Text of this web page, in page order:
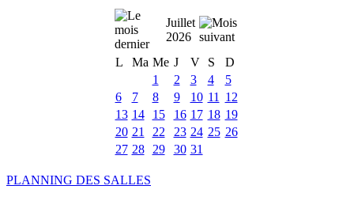
Juillet
2026
L
Ma Me J V S
D
1
2 3 4
5
6
7 8 9 10 11
12
13 14 15 16 17 18 19
20 21 22 23 24 25 26
27 28 29 30 31
PLANNING DES SALLES